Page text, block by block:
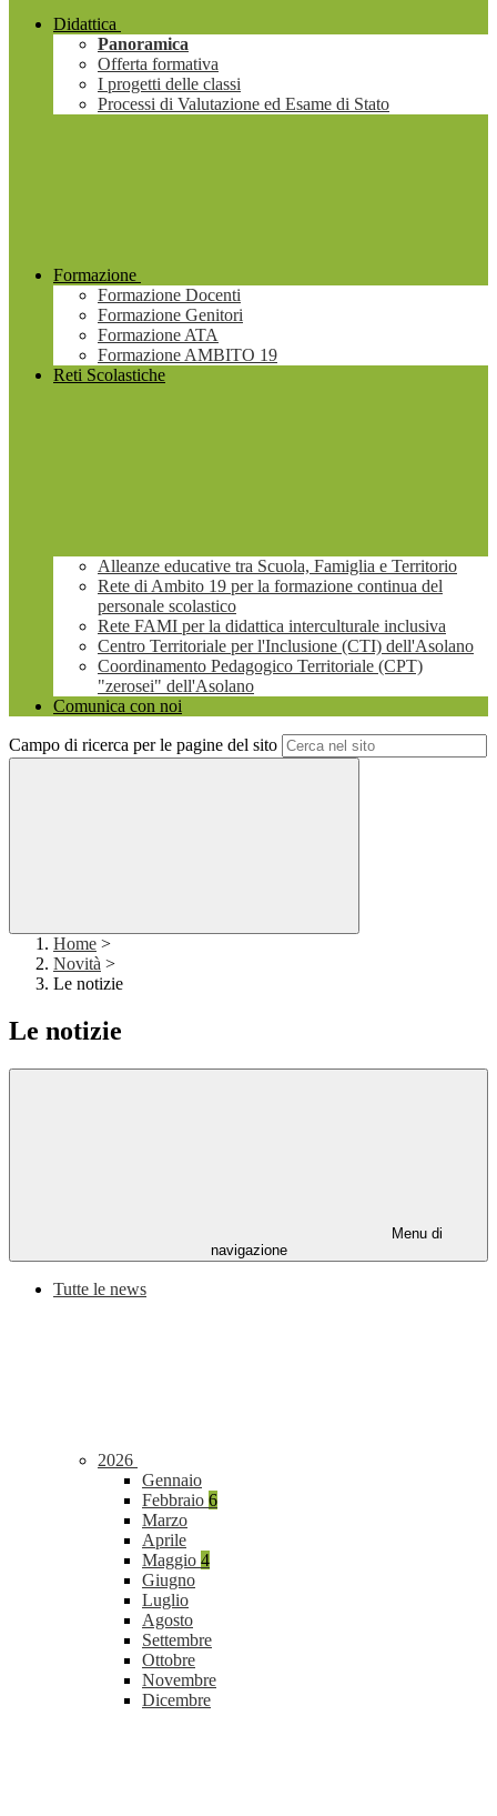
Didattica
Panoramica
Offerta formativa
I progetti delle classi
Processi di Valutazione ed Esame di Stato
Formazione
Formazione Docenti
Formazione Genitori
Formazione ATA
Formazione AMBITO 19
Reti Scolastiche
Alleanze educative tra Scuola, Famiglia e Territorio
Rete di Ambito 19 per la formazione continua del
personale scolastico
Rete FAMI per la didattica interculturale inclusiva
Centro Territoriale per l'Inclusione (CTI) dell'Asolano
Coordinamento Pedagogico Territoriale (CPT)
"zerosei" dell'Asolano
Comunica con noi
Campo di ricerca per le pagine del sito
Home >
Novità >
Le notizie
Le notizie
Menu di
navigazione
Tutte le news
2026
Gennaio
Febbraio 6
Marzo
Aprile
Maggio 4
Giugno
Luglio
Agosto
Settembre
Ottobre
Novembre
Dicembre